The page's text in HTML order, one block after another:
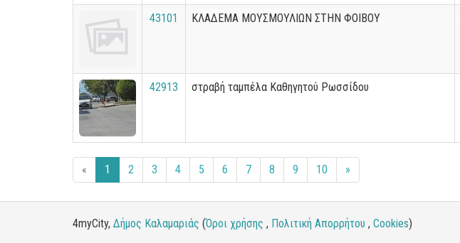
43101 ΚΛΑΔΕΜΑ ΜΟΥΣΜΟΥΛΙΩΝ ΣΤΗΝ ΦΟΙΒΟΥ
42913 στραβή ταμπέλα Καθηγητού Ρωσσίδου
« 1 2 3 4 5 6 7 8 9 10 »
4myCity, Δήμος Καλαμαριάς (Όροι χρήσης , Πολιτική Απορρήτου , Cookies)